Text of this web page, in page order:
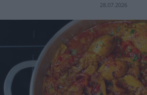
28.07.2026